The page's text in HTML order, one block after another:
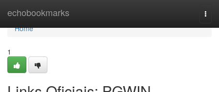
echobookmarks
Home
Home
1